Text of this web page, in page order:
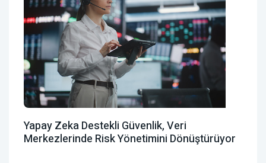
Yapay Zeka Destekli Güvenlik, Veri
Merkezlerinde Risk Yönetimini Dönüştürüyor